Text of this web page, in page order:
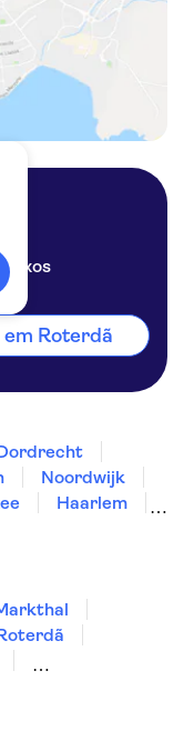
Roterdã
Noordwijk
Haarlem